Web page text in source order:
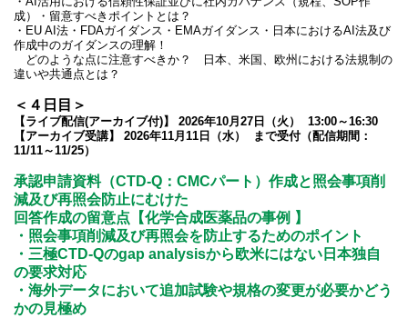
成）・留意すべきポイントとは？
・EU AI法・FDAガイダンス・EMAガイダンス・日本におけるAI法及び
作成中のガイダンスの理解！
どのような点に注意すべきか？ 日本、米国、欧州における法規制の
違いや共通点とは？
＜４日目＞
【ライブ配信(アーカイブ付)】 2026年10月27日（火） 13:00～16:30
【アーカイブ受講】 2026年11月11日（水） まで受付（配信期間：
11/11～11/25）
承認申請資料（CTD-Q：CMCパート）作成と照会事項削
減及び再照会防止にむけた
回答作成の留意点【化学合成医薬品の事例 】
・照会事項削減及び再照会を防止するためのポイント
・三極CTD-Qのgap analysisから欧米にはない日本独自
の要求対応
・海外データにおいて追加試験や規格の変更が必要かどう
かの見極め